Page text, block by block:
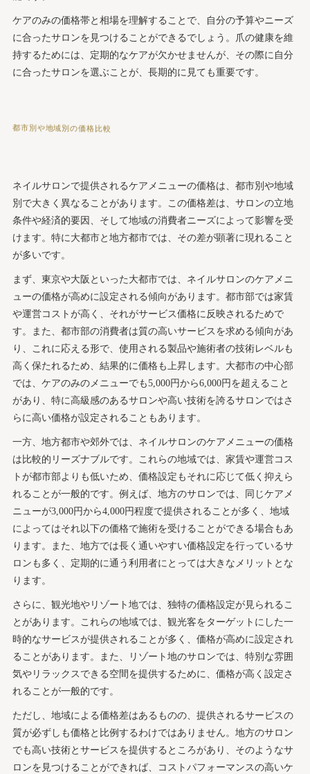
ケアのみの価格帯と相場を理解することで、自分の予算やニーズ
に合ったサロンを見つけることができるでしょう。爪の健康を維
持するためには、定期的なケアが欠かせませんが、その際に自分
に合ったサロンを選ぶことが、長期的に見ても重要です。
都市別や地域別の価格比較
ネイルサロンで提供されるケアメニューの価格は、都市別や地域
別で大きく異なることがあります。この価格差は、サロンの立地
条件や経済的要因、そして地域の消費者ニーズによって影響を受
けます。特に大都市と地方都市では、その差が顕著に現れること
が多いです。
まず、東京や大阪といった大都市では、ネイルサロンのケアメニ
ューの価格が高めに設定される傾向があります。都市部では家賃
や運営コストが高く、それがサービス価格に反映されるためで
す。また、都市部の消費者は質の高いサービスを求める傾向があ
り、これに応える形で、使用される製品や施術者の技術レベルも
高く保たれるため、結果的に価格も上昇します。大都市の中心部
では、ケアのみのメニューでも5,000円から6,000円を超えること
があり、特に高級感のあるサロンや高い技術を誇るサロンではさ
らに高い価格が設定されることもあります。
一方、地方都市や郊外では、ネイルサロンのケアメニューの価格
は比較的リーズナブルです。これらの地域では、家賃や運営コス
トが都市部よりも低いため、価格設定もそれに応じて低く抑えら
れることが一般的です。例えば、地方のサロンでは、同じケアメ
ニューが3,000円から4,000円程度で提供されることが多く、地域
によってはそれ以下の価格で施術を受けることができる場合もあ
ります。また、地方では長く通いやすい価格設定を行っているサ
ロンも多く、定期的に通う利用者にとっては大きなメリットとな
ります。
さらに、観光地やリゾート地では、独特の価格設定が見られるこ
とがあります。これらの地域では、観光客をターゲットにした一
時的なサービスが提供されることが多く、価格が高めに設定され
ることがあります。また、リゾート地のサロンでは、特別な雰囲
気やリラックスできる空間を提供するために、価格が高く設定さ
れることが一般的です。
ただし、地域による価格差はあるものの、提供されるサービスの
質が必ずしも価格と比例するわけではありません。地方のサロン
でも高い技術とサービスを提供するところがあり、そのようなサ
ロンを見つけることができれば、コストパフォーマンスの高いケ